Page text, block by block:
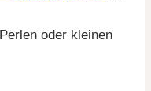
oder kleinen